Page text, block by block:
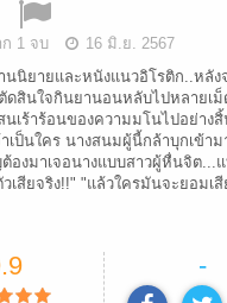
ก 1 จบ
16 มิ.ย. 2567
นนิยายและหนังแนวอิโรติก..หลั
สินใจกินยานอนหลับไปหลายเม็
เร้าร้อนของความมโนไปอย่าง
ป็นใคร นางสนมผู้นี้กล้าบุกเข้าม
องมาเจอนางแบบสาวผู้หื่นจิต...
เสียจริง!!" "แล้วใครมันจะยอมเ
-